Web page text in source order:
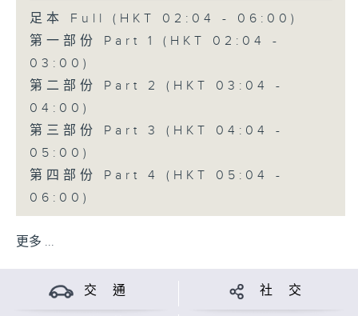
足本 Full (HKT 02:04 - 06:00)
第一部份 Part 1 (HKT 02:04 -
03:00)
第二部份 Part 2 (HKT 03:04 -
04:00)
第三部份 Part 3 (HKT 04:04 -
05:00)
第四部份 Part 4 (HKT 05:04 -
06:00)
更多 ...
交 通 社 交